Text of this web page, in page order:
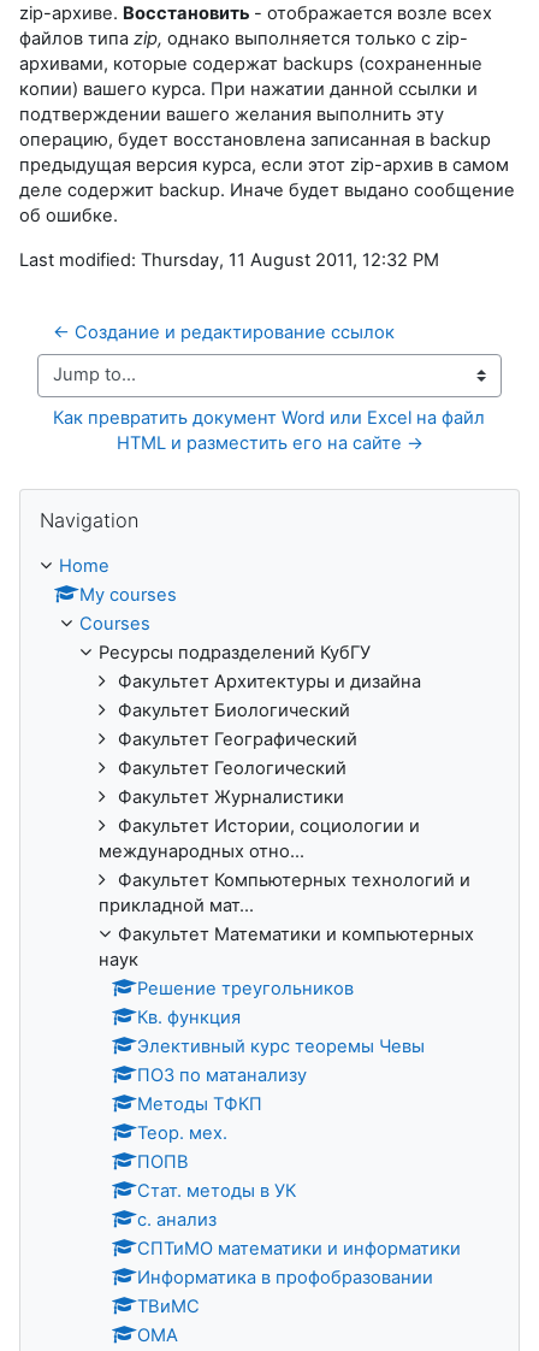
zip-архиве. Восстановить - отображается возле всех
файлов типа zip, однако выполняется только с zip-
архивами, которые содержат backups (сохраненные
копии) вашего курса. При нажатии данной ссылки и
подтверждении вашего желания выполнить эту
операцию, будет восстановлена записанная в backup
предыдущая версия курса, если этот zip-архив в самом
деле содержит backup. Иначе будет выдано сообщение
об ошибке.
Last modified: Thursday, 11 August 2011, 12:32 PM
← Создание и редактирование ссылок
Jump to...
Как превратить документ Word или Excel на файл
HTML и разместить его на сайте →
Navigation
Home
My courses
Courses
Ресурсы подразделений КубГУ
Факультет Архитектуры и дизайна
Факультет Биологический
Факультет Географический
Факультет Геологический
Факультет Журналистики
Факультет Истории, социологии и
международных отно...
Факультет Компьютерных технологий и
прикладной мат...
Факультет Математики и компьютерных
наук
Решение треугольников
Кв. функция
Элективный курс теоремы Чевы
ПОЗ по матанализу
Методы ТФКП
Теор. мех.
ПОПВ
Стат. методы в УК
с. анализ
СПТиМО математики и информатики
Информатика в профобразовании
ТВиМС
ОМА